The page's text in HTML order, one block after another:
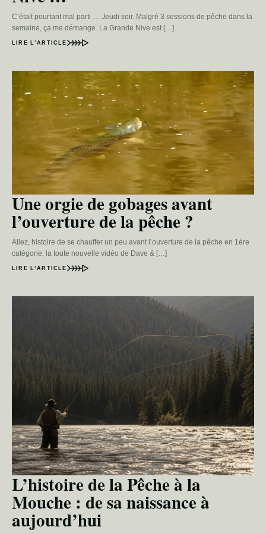
C’était pourtant mal parti … Jeudi soir. Malgré 3 sessions de pêche dans la
semaine, ça me démange. La Grande Nive est […]
LIRE L’ARTICLE
Une orgie de gobages avant
l’ouverture de la pêche ?
Allez, histoire de se chauffer un peu avant l’ouverture de la pêche en 1ère
catégorie, la toute nouvelle vidéo de Dave & […]
LIRE L’ARTICLE
L’histoire de la Pêche à la
Mouche : de sa naissance à
aujourd’hui